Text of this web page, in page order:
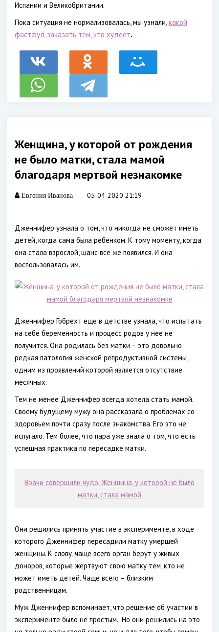
Испании и Великобритании.
Пока ситуация не нормализовалась, мы узнали,какой
фастфуд заказать тем, кто худеет.
Женщина, у которой от рождения
не было матки, стала мамой
благодаря мертвой незнакомке
Евгения Иванова 05-04-2020 21:19
Дженнифер узнала о том, что никогда не сможет иметь
детей, когда сама была ребенком. К тому моменту, когда
она стала взрослой, шанс все же появился. И она
воспользовалась им.
Дженнифер Гобрехт еще в детстве узнала, что испытать
на себе беременность и процесс родов у нее не
получится. Она родилась без матки – это довольно
редкая патология женской репродуктивной системы,
одним из проявлений которой является отсутствие
месячных.
Тем не менее Дженнифер всегда хотела стать мамой.
Своему будущему мужу она рассказала о проблемах со
здоровьем почти сразу после знакомства. Его это не
испугало. Тем более, что пара уже знала о том, что есть
успешная практика по пересадке матки.
Врачи совершили чудо. Женщина, у которой не было
матки, стала мамой
Они решились принять участие в эксперименте, в ходе
которого Дженнифер пересадили матку умершей
женщины. К слову, чаще всего орган берут у живых
доноров, которые жертвуют свою матку тем, кто не
может иметь детей. Чаще всего – близким
родственницам.
Муж Дженнифер вспоминает, что решение об участии в
эксперименте было не простым. Но они решились на это